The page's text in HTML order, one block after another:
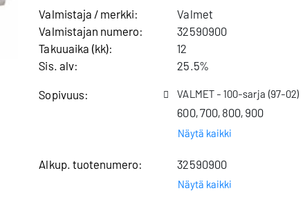
Valmistaja / merkki:
Valmet
Valmistajan numero:
32590900
Takuuaika (kk):
12
Sis. alv:
25.5%
Sopivuus: VALMET - 100-sarja (97-02)
600, 700, 800, 900
Näytä kaikki
Alkup. tuote­numero: 32590900
Näytä kaikki